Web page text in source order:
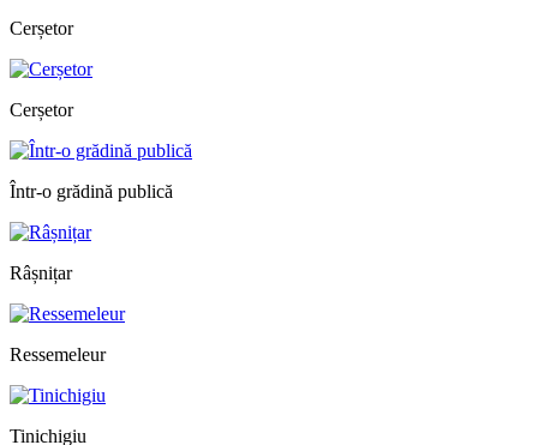
Cerșetor
Cerșetor
Într-o grădină publică
Râșnițar
Ressemeleur
Tinichigiu